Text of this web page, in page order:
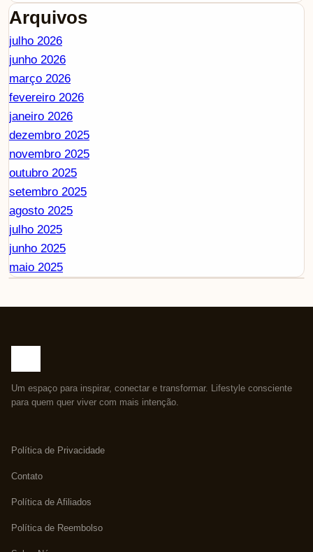
Arquivos
julho 2026
junho 2026
março 2026
fevereiro 2026
janeiro 2026
dezembro 2025
novembro 2025
outubro 2025
setembro 2025
agosto 2025
julho 2025
junho 2025
maio 2025
Um espaço para inspirar, conectar e transformar. Lifestyle consciente
para quem quer viver com mais intenção.
Política de Privacidade
Contato
Política de Afiliados
Política de Reembolso